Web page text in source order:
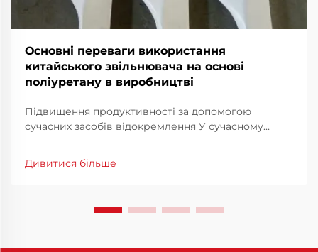
Основні переваги використання
китайського звільнювача на основі
поліуретану в виробництві
Підвищення продуктивності за допомогою
сучасних засобів відокремлення У сучасному
властивості матеріалів є основою для збереження
конкурентоспроможності. Одним із ключових
відокремлення...
Дивитися більше